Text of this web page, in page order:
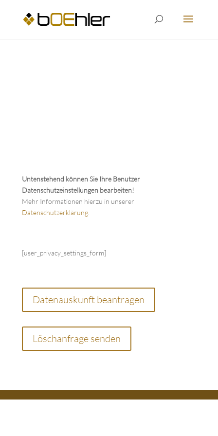
Untenstehend können Sie Ihre Benutzer
Datenschutzeinstellungen bearbeiten!
Mehr Informationen hierzu in unserer
Datenschutzerklärung.
[user_privacy_settings_form]
Datenauskunft beantragen
Löschanfrage senden